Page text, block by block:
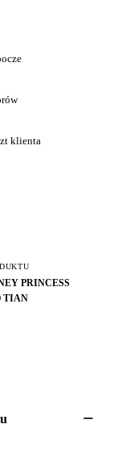
klienta
PRINCESS
TIAN